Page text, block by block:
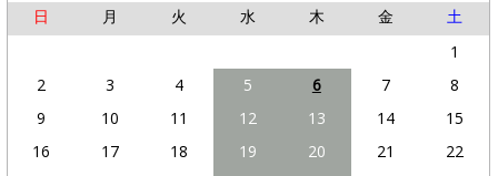
日
月 火 水 木 金
土
1
2
3 4 5 6 7
8
9
10 11 12 13 14
15
16
17 18 19 20 21
22